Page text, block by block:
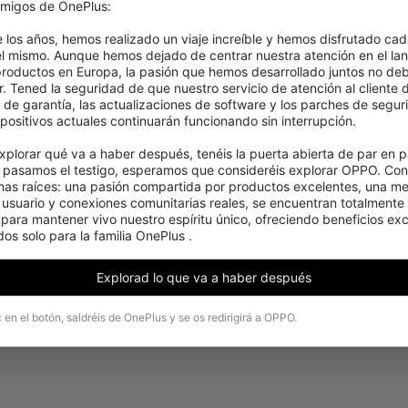
Hz y la última tecnología HDR10+, la pantalla
colores intensos y una experiencia
ser cierto, espera hasta que lo veas por ti
de OnePlus:
los años, hemos realizado un viaje increíble y hemos disfrutado
mismo. Aunque hemos dejado de centrar nuestra atención en el
en Europa, la pasión que hemos desarrollado juntos no
Tened la seguridad de que nuestro servicio de atención al cliente
de garantía, las actualizaciones de software y los parches de
actuales continuarán funcionando sin interrupción.
qué va a haber después, tenéis la puerta abierta de par en
el testigo, esperamos que consideréis explorar OPPO.
raíces: una pasión compartida por productos excelentes, una
y conexiones comunitarias reales, se encuentran totalmente
mantener vivo nuestro espíritu único, ofreciendo beneficios
solo para la familia OnePlus .
Explorad lo que va a haber después
el botón, saldréis de OnePlus y se os redirigirá a OPPO.